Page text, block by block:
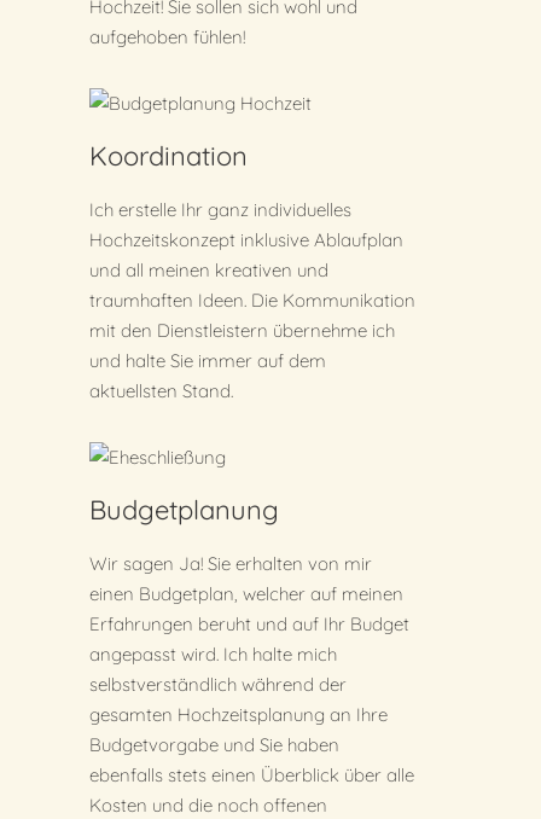
Hochzeit! Sie sollen sich wohl und
aufgehoben fühlen!
Koordination
Ich erstelle Ihr ganz individuelles
Hochzeitskonzept inklusive Ablaufplan
und all meinen kreativen und
traumhaften Ideen. Die Kommunikation
mit den Dienstleistern übernehme ich
und halte Sie immer auf dem
aktuellsten Stand.
Budgetplanung
Wir sagen Ja! Sie erhalten von mir
einen Budgetplan, welcher auf meinen
Erfahrungen beruht und auf Ihr Budget
angepasst wird. Ich halte mich
selbstverständlich während der
gesamten Hochzeitsplanung an Ihre
Budgetvorgabe und Sie haben
ebenfalls stets einen Überblick über alle
Kosten und die noch offenen